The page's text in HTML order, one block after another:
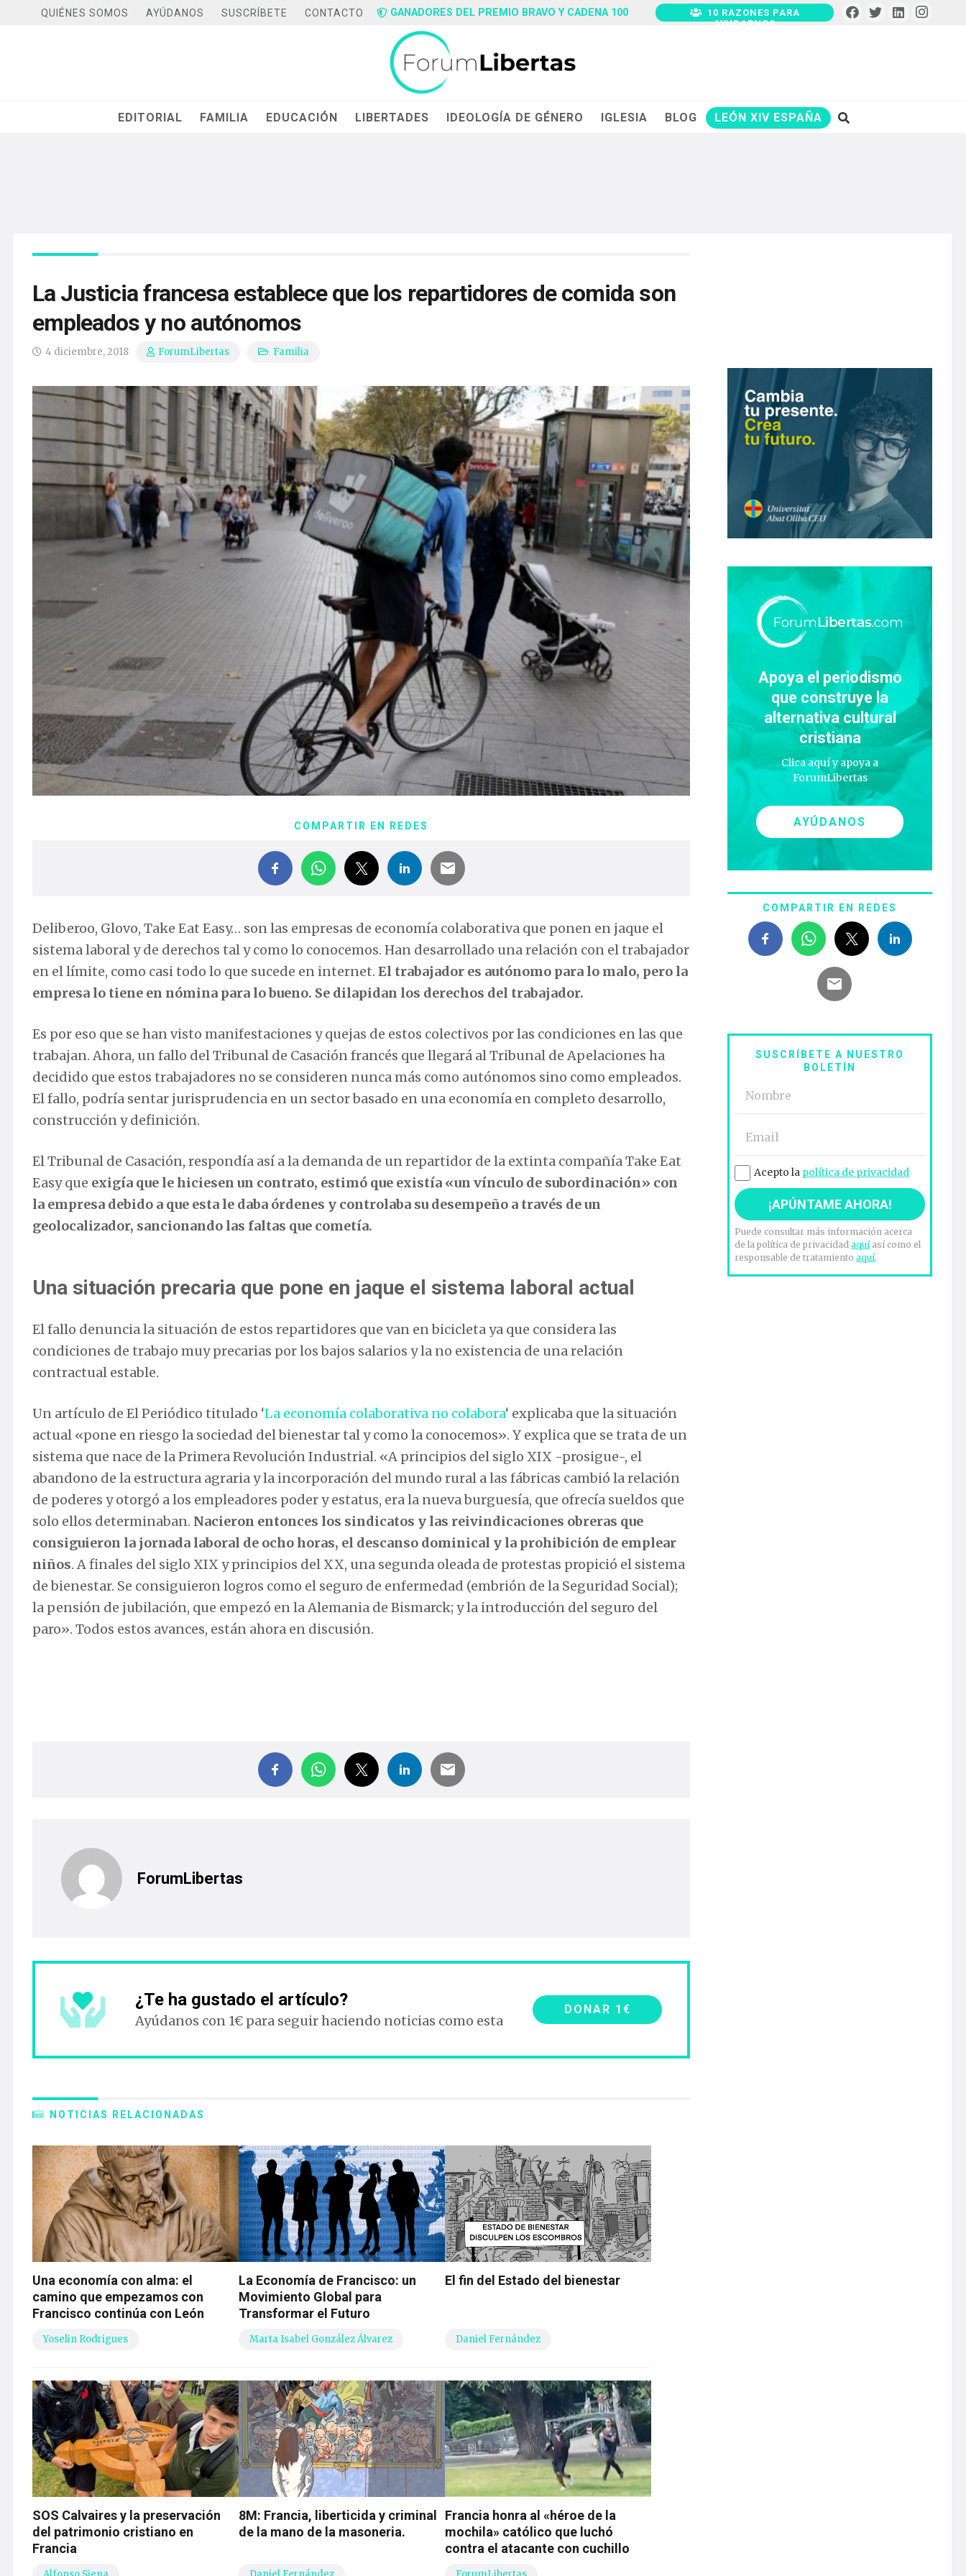
QUIÉNES SOMOS AYÚDANOS SUSCRÍBETE CONTACTO GANADORES DEL PREMIO BRAVO Y CADENA 100
10 RAZONES PARA
AYUDARNOS
EDITORIAL FAMILIA EDUCACIÓN LIBERTADES IDEOLOGÍA DE GÉNERO IGLESIA BLOG LEÓN XIV ESPAÑA
La Justicia francesa establece que los repartidores de comida son
empleados y no autónomos
4 diciembre, 2018 ForumLibertas Familia
COMPARTIR EN REDES
Deliberoo, Glovo, Take Eat Easy… son las empresas de economía colaborativa que ponen en jaque el
sistema laboral y de derechos tal y como lo conocemos. Han desarrollado una relación con el trabajador
en el límite, como casi todo lo que sucede en internet. El trabajador es autónomo para lo malo, pero la
empresa lo tiene en nómina para lo bueno. Se dilapidan los derechos del trabajador.
Es por eso que se han visto manifestaciones y quejas de estos colectivos por las condiciones en las que
trabajan. Ahora, un fallo del Tribunal de Casación francés que llegará al Tribunal de Apelaciones ha
decidido que estos trabajadores no se consideren nunca más como autónomos sino como empleados.
El fallo, podría sentar jurisprudencia en un sector basado en una economía en completo desarrollo,
construcción y definición.
El Tribunal de Casación, respondía así a la demanda de un repartidor de la extinta compañía Take Eat
Easy que exigía que le hiciesen un contrato, estimó que existía «un vínculo de subordinación» con
la empresa debido a que esta le daba órdenes y controlaba su desempeño a través de un
geolocalizador, sancionando las faltas que cometía.
Una situación precaria que pone en jaque el sistema laboral actual
El fallo denuncia la situación de estos repartidores que van en bicicleta ya que considera las
condiciones de trabajo muy precarias por los bajos salarios y la no existencia de una relación
contractual estable.
Un artículo de El Periódico titulado ‘La economía colaborativa no colabora‘ explicaba que la situación
actual «pone en riesgo la sociedad del bienestar tal y como la conocemos». Y explica que se trata de un
sistema que nace de la Primera Revolución Industrial. «A principios del siglo XIX -prosigue-, el
abandono de la estructura agraria y la incorporación del mundo rural a las fábricas cambió la relación
de poderes y otorgó a los empleadores poder y estatus, era la nueva burguesía, que ofrecía sueldos que
solo ellos determinaban. Nacieron entonces los sindicatos y las reivindicaciones obreras que
consiguieron la jornada laboral de ocho horas, el descanso dominical y la prohibición de emplear
niños. A finales del siglo XIX y principios del XX, una segunda oleada de protestas propició el sistema
de bienestar. Se consiguieron logros como el seguro de enfermedad (embrión de la Seguridad Social);
la pensión de jubilación, que empezó en la Alemania de Bismarck; y la introducción del seguro del
paro». Todos estos avances, están ahora en discusión.
ForumLibertas
¿Te ha gustado el artículo?
Ayúdanos con 1€ para seguir haciendo noticias como esta
DONAR 1€
NOTICIAS RELACIONADAS
Una economía con alma: el
camino que empezamos con
Francisco continúa con León
Yoselin Rodrigues
La Economía de Francisco: un
Movimiento Global para
Transformar el Futuro
Marta Isabel González Álvarez
El fin del Estado del bienestar
Daniel Fernández
SOS Calvaires y la preservación
del patrimonio cristiano en
Francia
8M: Francia, liberticida y criminal
de la mano de la masoneria.
Francia honra al «héroe de la
mochila» católico que luchó
contra el atacante con cuchillo
Apoya el periodismo
que construye la
alternativa cultural
cristiana
Clica aquí y apoya a
ForumLibertas
AYÚDANOS
COMPARTIR EN REDES
SUSCRÍBETE A NUESTRO
BOLETÍN
Acepto la política de privacidad
Puede consultar más información acerca
de la política de privacidadaquíasí como el
responsable de tratamientoaquí.